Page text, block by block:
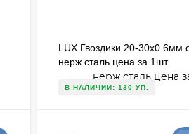
LUX Гвоздики 20-30х0.6мм
нерж.сталь цена за 1шт
В НАЛИЧИИ: 130 УП.